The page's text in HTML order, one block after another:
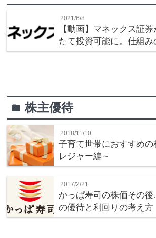
2021/6/8
【動画】マネックス証
たて投資可能に。仕組み
folder株主優待
2018/11/10
子育て世帯におすすめの
レジャー編～
2017/2/21
かっぱ寿司の株価その
の優待と利回りの考え方